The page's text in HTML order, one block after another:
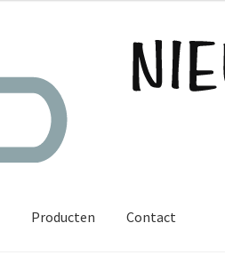
Producten Contact